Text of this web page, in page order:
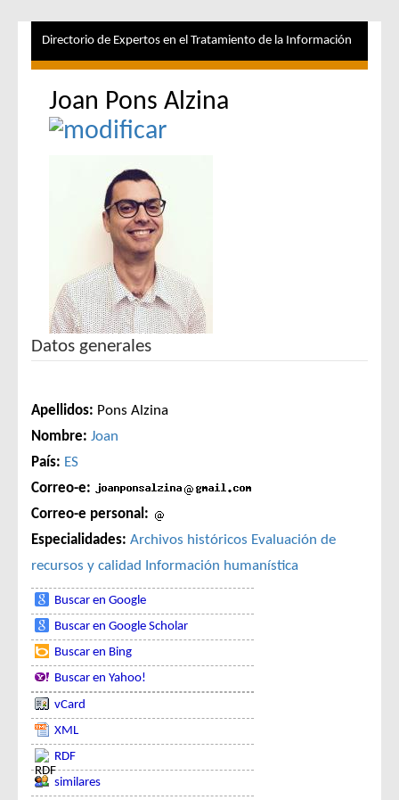
Directorio de Expertos en el Tratamiento de la Información
Joan Pons Alzina
Datos generales
Apellidos: Pons Alzina
Nombre: Joan
País: ES
Correo-e:
Correo-e personal:
Especialidades: Archivos históricos Evaluación de
recursos y calidad
Información humanística
Buscar en Google
Buscar en Google Scholar
Buscar en Bing
Buscar en Yahoo!
vCard
XML
RDF
similares